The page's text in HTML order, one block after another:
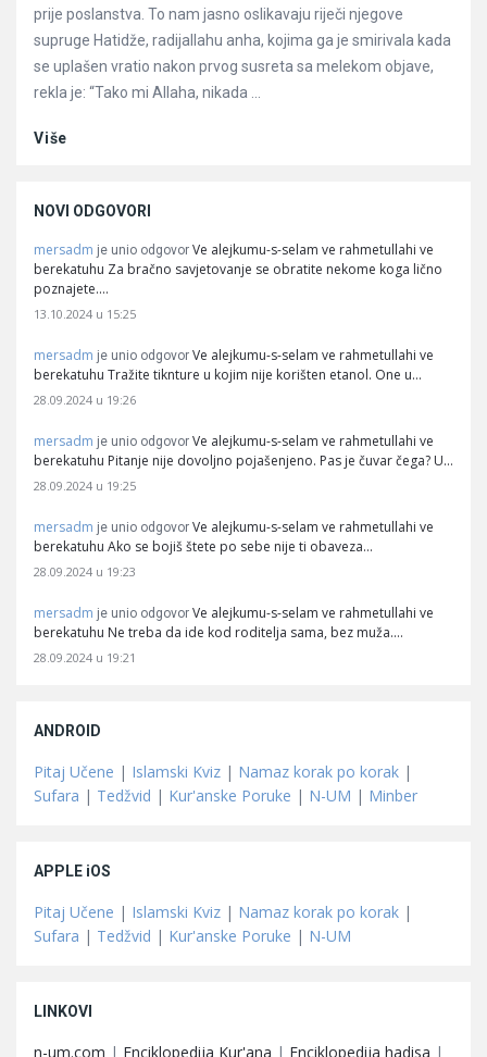
prije poslanstva. To nam jasno oslikavaju riječi njegove
supruge Hatidže, radijallahu anha, kojima ga je smirivala kada
se uplašen vratio nakon prvog susreta sa melekom objave,
rekla je: “Tako mi Allaha, nikada ...
Više
NOVI ODGOVORI
mersadm je unio odgovor Ve alejkumu-s-selam ve rahmetullahi ve
berekatuhu Za bračno savjetovanje se obratite nekome koga lično
poznajete.…
13.10.2024 u 15:25
mersadm je unio odgovor Ve alejkumu-s-selam ve rahmetullahi ve
berekatuhu Tražite tiknture u kojim nije korišten etanol. One u…
28.09.2024 u 19:26
mersadm je unio odgovor Ve alejkumu-s-selam ve rahmetullahi ve
berekatuhu Pitanje nije dovoljno pojašenjeno. Pas je čuvar čega? U…
28.09.2024 u 19:25
mersadm je unio odgovor Ve alejkumu-s-selam ve rahmetullahi ve
berekatuhu Ako se bojiš štete po sebe nije ti obaveza…
28.09.2024 u 19:23
mersadm je unio odgovor Ve alejkumu-s-selam ve rahmetullahi ve
berekatuhu Ne treba da ide kod roditelja sama, bez muža.…
28.09.2024 u 19:21
ANDROID
Pitaj Učene | Islamski Kviz | Namaz korak po korak |
Sufara | Tedžvid | Kur'anske Poruke | N-UM | Minber
APPLE iOS
Pitaj Učene | Islamski Kviz | Namaz korak po korak |
Sufara | Tedžvid | Kur'anske Poruke | N-UM
LINKOVI
n-um.com | Enciklopedija Kur'ana | Enciklopedija hadisa |